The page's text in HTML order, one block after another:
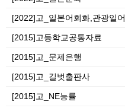
[2022]고_일본어회화,관광일어
[2015]고등학교공통자료
[2015]고_문제은행
[2015]고_길벗출판사
[2015]고_NE능률